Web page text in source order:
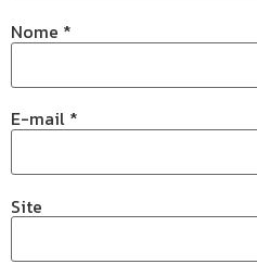
Nome *
E-mail *
Site